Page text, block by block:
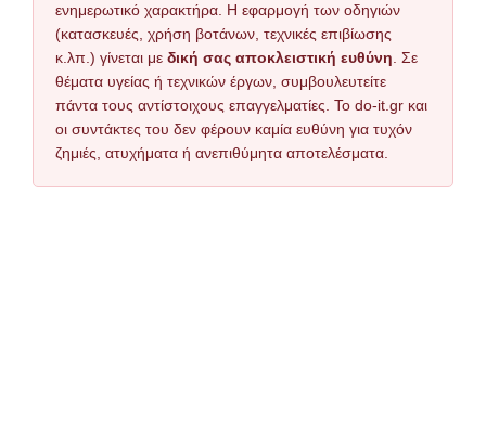
ενημερωτικό χαρακτήρα. Η εφαρμογή των οδηγιών
(κατασκευές, χρήση βοτάνων, τεχνικές επιβίωσης
κ.λπ.) γίνεται με δική σας αποκλειστική ευθύνη . Σε
θέματα υγείας ή τεχνικών έργων, συμβουλευτείτε
πάντα τους αντίστοιχους επαγγελματίες. Το do-it.gr και
οι συντάκτες του δεν φέρουν καμία ευθύνη για τυχόν
ζημιές, ατυχήματα ή ανεπιθύμητα αποτελέσματα.